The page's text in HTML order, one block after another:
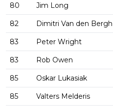
80 Jim Long
82 Dimitri Van den Bergh
83 Peter Wright
83 Rob Owen
85 Oskar Lukasiak
85 Valters Melderis